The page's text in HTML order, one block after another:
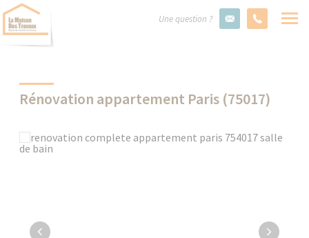
Une question ?
Rénovation appartement Paris (75017)